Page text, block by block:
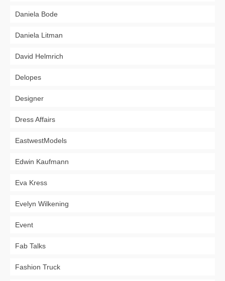
Daniela Bode
Daniela Litman
David Helmrich
Delopes
Designer
Dress Affairs
EastwestModels
Edwin Kaufmann
Eva Kress
Evelyn Wilkening
Event
Fab Talks
Fashion Truck